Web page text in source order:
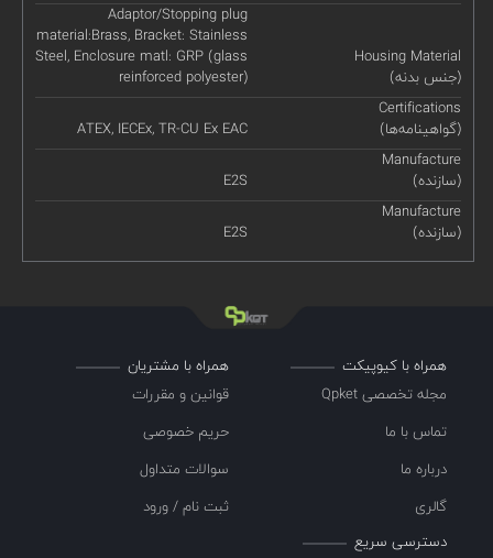
Housing Material
(جنس بدنه)
Adaptor/Stopping plug
material:Brass, Bracket: Stainless
Steel, Enclosure matl: GRP (glass
reinforced polyester)
Certifications
(گواهینامه‌ها)
ATEX, IECEx, TR-CU Ex EAC
Manufacture
(سازنده)
E2S
Manufacture
(سازنده)
E2S
همراه با کیوپیکت
مجله تخصصی Qpket
تماس با ما
درباره ما
گالری
همراه با مشتریان
قوانین و مقررات
حریم خصوصی
سوالات متداول
ثبت نام / ورود
دسترسی سریع